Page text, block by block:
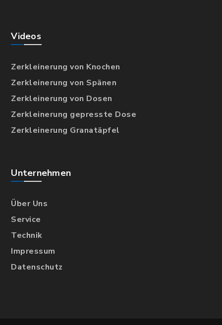
Videos
Zerkleinerung von Knochen
Zerkleinerung von Spänen
Zerkleinerung von Dosen
Zerkleinerung gepresste Dose
Zerkleinerung Granatäpfel
Unternehmen
Über Uns
Service
Technik
Impressum
Datenschutz